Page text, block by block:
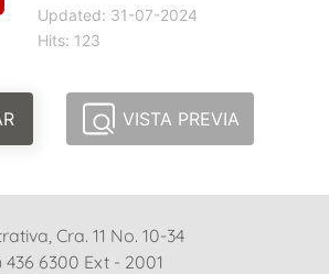
Updated: 31-07-2024
Hits: 123
VISTA PREVIA
Cra. 11 No. 10-34
436 6300 Ext - 2001